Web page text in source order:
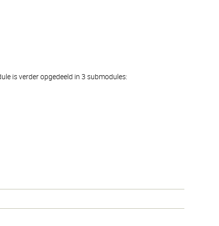
is verder opgedeeld in 3 submodules: